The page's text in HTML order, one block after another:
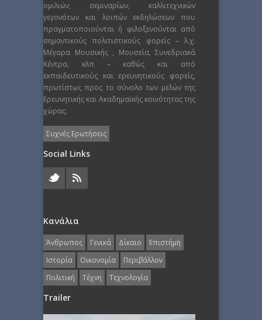
ομιλιών, σεμιναρίων, καλλιτεχνικών
γεγονότων και λοιπών εκδηλώσεων που
πραγματοποιούνται ή φιλοξενούνται από
σημαντικούς πολιτιστικούς φορείς – λ.χ.
Μέγαρα Μουσικής , Μουσεία, Συνεδριακά
Κέντρα, κλπ – καθώς και από
εκπαιδευτικούς και ερευνητικούς φορείς,
πρωτίστως προς το σύνολο των μελών της
Ερευνητικής και Ακαδημαϊκής κοινότητας της
χώρας.
Συχνές Ερωτήσεις
Social Links
Κανάλια
Άνθρωπος Γενικά Δίκαιο
Επιστήμη
Ιστορία
Οικονομία
Περιβάλλον
Πολιτική
Τέχνη Τεχνολογία
Trailer